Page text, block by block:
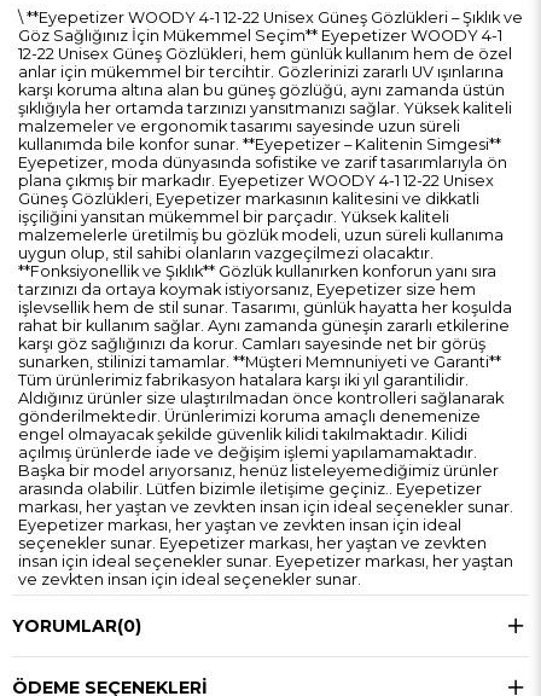
\ **Eyepetizer WOODY 4-1 12-22 Unisex Güneş Gözlükleri – Şıklık ve
Göz Sağlığınız İçin Mükemmel Seçim** Eyepetizer WOODY 4-1
12-22 Unisex Güneş Gözlükleri, hem günlük kullanım hem de özel
anlar için mükemmel bir tercihtir. Gözlerinizi zararlı UV ışınlarına
karşı koruma altına alan bu güneş gözlüğü, aynı zamanda üstün
şıklığıyla her ortamda tarzınızı yansıtmanızı sağlar. Yüksek kaliteli
malzemeler ve ergonomik tasarımı sayesinde uzun süreli
kullanımda bile konfor sunar. **Eyepetizer – Kalitenin Simgesi**
Eyepetizer, moda dünyasında sofistike ve zarif tasarımlarıyla ön
plana çıkmış bir markadır. Eyepetizer WOODY 4-1 12-22 Unisex
Güneş Gözlükleri, Eyepetizer markasının kalitesini ve dikkatli
işçiliğini yansıtan mükemmel bir parçadır. Yüksek kaliteli
malzemelerle üretilmiş bu gözlük modeli, uzun süreli kullanıma
uygun olup, stil sahibi olanların vazgeçilmezi olacaktır.
**Fonksiyonellik ve Şıklık** Gözlük kullanırken konforun yanı sıra
tarzınızı da ortaya koymak istiyorsanız, Eyepetizer size hem
işlevsellik hem de stil sunar. Tasarımı, günlük hayatta her koşulda
rahat bir kullanım sağlar. Aynı zamanda güneşin zararlı etkilerine
karşı göz sağlığınızı da korur. Camları sayesinde net bir görüş
sunarken, stilinizi tamamlar. **Müşteri Memnuniyeti ve Garanti**
Tüm ürünlerimiz fabrikasyon hatalara karşı iki yıl garantilidir.
Aldığınız ürünler size ulaştırılmadan önce kontrolleri sağlanarak
gönderilmektedir. Ürünlerimizi koruma amaçlı denemenize
engel olmayacak şekilde güvenlik kilidi takılmaktadır. Kilidi
açılmış ürünlerde iade ve değişim işlemi yapılamamaktadır.
Başka bir model arıyorsanız, henüz listeleyemediğimiz ürünler
arasında olabilir. Lütfen bizimle iletişime geçiniz.. Eyepetizer
markası, her yaştan ve zevkten insan için ideal seçenekler sunar.
Eyepetizer markası, her yaştan ve zevkten insan için ideal
seçenekler sunar. Eyepetizer markası, her yaştan ve zevkten
insan için ideal seçenekler sunar. Eyepetizer markası, her yaştan
ve zevkten insan için ideal seçenekler sunar.
YORUMLAR(0)
ÖDEME SEÇENEKLERI